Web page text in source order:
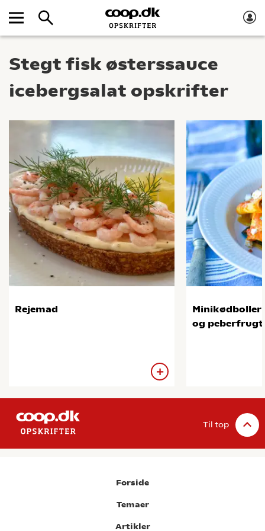
Stegt fisk østerssauce
icebergsalat opskrifter
Rejemad
Minikødboller
og
Til top
Forside
Temaer
Artikler